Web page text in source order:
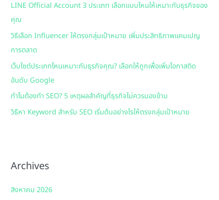
f
o
r
:
LINE Official Account 3 ประเภท เลือกแบบไหนให้เหมาะกับธุรกิจของ
คุณ
วิธีเลือก Influencer ให้ตรงกลุ่มเป้าหมาย เพิ่มประสิทธิภาพแคมเปญ
การตลาด
เว็บไซต์ประเภทไหนเหมาะกับธุรกิจคุณ? เลือกให้ถูกเพื่อเพิ่มโอกาสติด
อันดับ Google
ทำไมต้องทำ SEO? 5 เหตุผลสำคัญที่ธุรกิจไม่ควรมองข้าม
วิธีหา Keyword สำหรับ SEO เริ่มต้นอย่างไรให้ตรงกลุ่มเป้าหมาย
Archives
สิงหาคม 2026